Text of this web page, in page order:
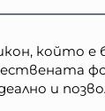
който е
и